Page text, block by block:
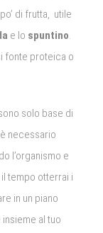
di frutta, utile
e lo spuntino.
fonte proteica o
solo base di
necessario
l’organismo e
il tempo otterrai i
in un piano
al tuo